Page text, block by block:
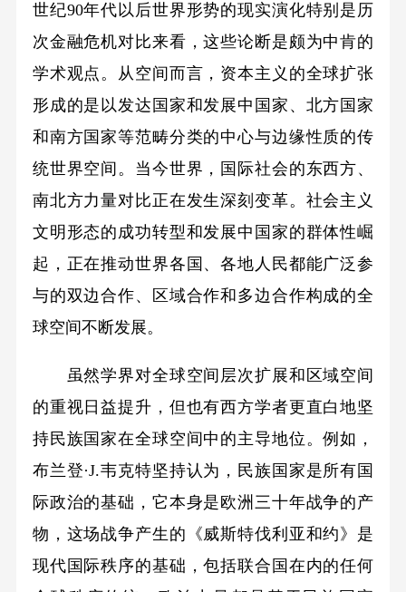
世纪90年代以后世界形势的现实演化特别是历
次金融危机对比来看，这些论断是颇为中肯的
学术观点。从空间而言，资本主义的全球扩张
形成的是以发达国家和发展中国家、北方国家
和南方国家等范畴分类的中心与边缘性质的传
统世界空间。当今世界，国际社会的东西方、
南北方力量对比正在发生深刻变革。社会主义
文明形态的成功转型和发展中国家的群体性崛
起，正在推动世界各国、各地人民都能广泛参
与的双边合作、区域合作和多边合作构成的全
球空间不断发展。
虽然学界对全球空间层次扩展和区域空间
的重视日益提升，但也有西方学者更直白地坚
持民族国家在全球空间中的主导地位。例如，
布兰登·J.韦克特坚持认为，民族国家是所有国
际政治的基础，它本身是欧洲三十年战争的产
物，这场战争产生的《威斯特伐利亚和约》是
现代国际秩序的基础，包括联合国在内的任何